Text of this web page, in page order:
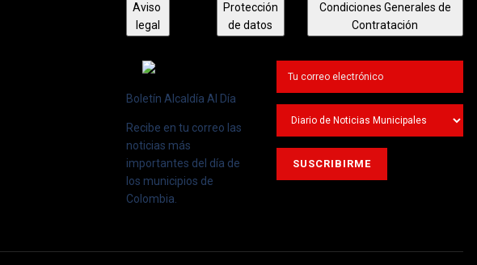
Aviso
legal
Protección
de datos
Condiciones Generales de
Contratación
Boletín Alcaldía Al Día
Recibe en tu correo las
noticias más
importantes del día de
los municipios de
Colombia.